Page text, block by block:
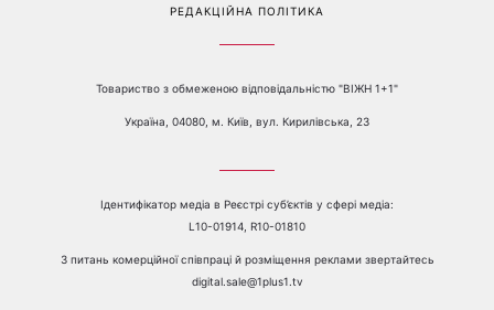
РЕДАКЦІЙНА ПОЛІТИКА
Товариство з обмеженою відповідальністю "ВІЖН 1+1"
Україна, 04080, м. Київ, вул. Кирилівська, 23
Ідентифікатор медіа в Реєстрі суб’єктів у сфері медіа:
L10-01914, R10-01810
З питань комерційної співпраці й розміщення реклами звертайтесь
digital.sale@1plus1.tv